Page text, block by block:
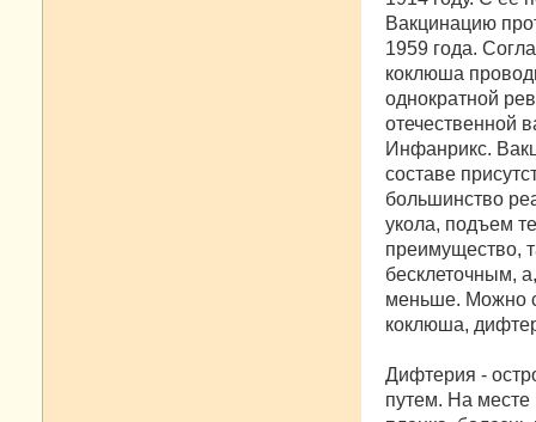
Вакцинацию
1959 года.
коклюша
однократной
отечественной
Инфанрикс.
составе
большинство
укола, подъем
преимущество,
бесклеточным,
меньше. Можно
коклюша,
Дифтерия -
путем. На месте